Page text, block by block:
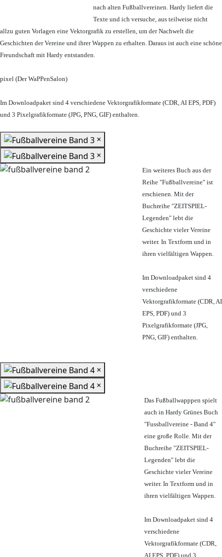
nach alten Fußballvereinen. Hardy liefert die
Texte und ich versuche, aus teilweise nicht
allzu guten Vorlagen eine Vektorgrafik zu erstellen, um der Nachwelt die
Geschichten der Vereine und ihrer Wappen zu erhalten. Daraus ist auch eine schöne
Freundschaft mit Hardy entstanden.
pixel (Der WaPPenSalon)
Im Downloadpaket sind 4 verschiedene Vektorgrafikformate (CDR, AI EPS, PDF)
und 3 Pixelgrafikformate (JPG, PNG, GIF) enthalten.
×
×
Ein weiteres Buch aus der
Reihe "Fußballvereine" ist
erschienen. Mit der
Buchreihe "ZEITSPIEL-
Legenden" lebt die
Geschichte vieler Vereine
weiter. In Textform und in
ihren vielfältigen Wappen.
Im Downloadpaket sind 4
verschiedene
Vektorgrafikformate (CDR, AI
EPS, PDF) und 3
Pixelgrafikformate (JPG,
PNG, GIF) enthalten.
×
×
Das Fußballwapppen spielt
auch in Hardy Grünes Buch
"Fussballvereine - Band 4"
eine große Rolle. Mit der
Buchreihe "ZEITSPIEL-
Legenden" lebt die
Geschichte vieler Vereine
weiter. In Textform und in
ihren vielfältigen Wappen.
Im Downloadpaket sind 4
verschiedene
Vektorgrafikformate (CDR,
AI EPS, PDF) und 3